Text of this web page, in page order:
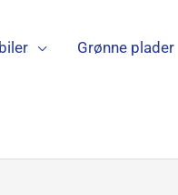
Grønne plader